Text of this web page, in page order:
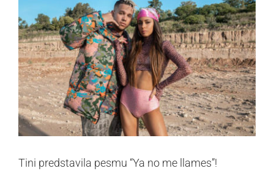
Tini predstavila pesmu “Ya no me llames”!